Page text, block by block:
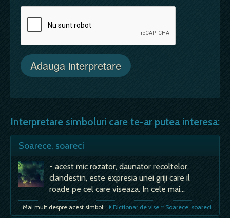
Interpretare simboluri care te-ar putea interesa:
Soarece, soareci
- acest mic rozator, daunator recoltelor,
clandestin, este expresia unei griji care il
roade pe cel care viseaza. In cele mai…
Mai mult despre acest simbol: Dictionar de vise ~ Soarece, soareci